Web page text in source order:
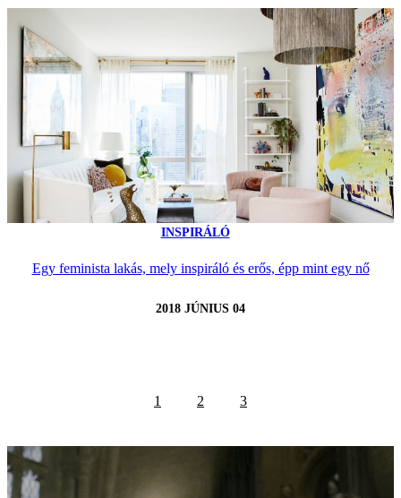
INSPIRÁLÓ
Egy feminista lakás, mely inspiráló és erős, épp mint egy nő
2018 JÚNIUS 04
1 2 3